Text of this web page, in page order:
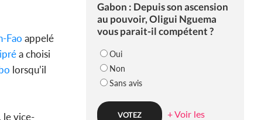
Fao appelé
a choisi
lorsqu’il
le vice-
Gabon : Depuis son ascension
au pouvoir, Oligui Nguema
vous parait-il compétent ?
Oui
Non
Sans avis
+ Voir les